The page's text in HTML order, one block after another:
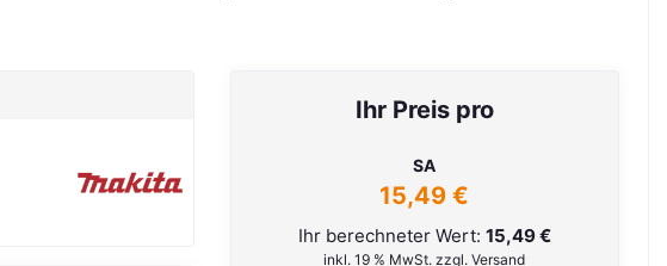
Ihr Preis pro
SA
15,49 €
Ihr berechneter Wert: 15,49 €
inkl. 19 % MwSt. zzgl. Versand